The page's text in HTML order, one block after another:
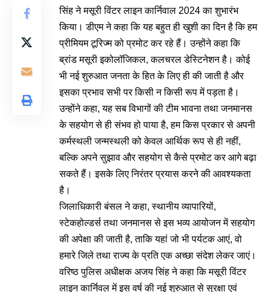
सिंह ने मसूरी विंटर लाइन कार्निवाल 2024 का शुभारंभ
किया। डीएम ने कहा कि यह बहुत ही खुशी का दिन है कि हम
प्रीमियम टूरिज्म को प्रमोट कर रहे हैं। उन्होंने कहा कि
ब्रांड मसूरी इकोलॉजिकल, कलचरल डेस्टिनेशन है। कोई
भी नई शुरुआत जनता के हित के लिए ही की जाती है और
इसका प्रभाव सभी पर किसी न किसी रूप में पड़ता है।
उन्होंने कहा, यह सब विभागों की टीम भावना तथा जनमानस
के सहयोग से ही संभव हो पाया है, हम किस प्रकार से अपनी
कर्मस्थली जन्मस्थली को केवल आर्थिक रूप से ही नहीं,
बल्कि अपने सुझाव और सहयोग से कैसे प्रमोट कर आगे बढ़ा
सकते हैं। इसके लिए निरंतर प्रयास करने की आवश्यकता
है।
जिलाधिकारी बंसल ने कहा, स्थानीय व्यापारियों,
स्टेकहोल्डर्स तथा जनमानस से इस भव्य आयोजन में सहयोग
की अपेक्षा की जाती है, ताकि यहां जो भी पर्यटक आएं, वो
हमारे जिले तथा राज्य के प्रति एक अच्छा संदेश लेकर जाएं।
वरिष्ठ पुलिस अधीक्षक अजय सिंह ने कहा कि मसूरी विंटर
लाइन कार्निवल में इस वर्ष की नई शुरुआत से सुरक्षा एवं